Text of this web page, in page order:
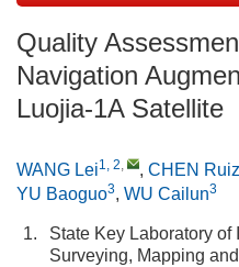
Quality
Navigation
Luojia-1A Satellite
WANG Lei1, 2, , CHEN
YU Baoguo3, WU Cailun3
1.
State Key Laboratory
Surveying, Mapping